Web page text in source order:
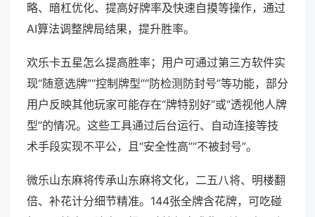
略、暗杠优化、提高好牌率及快速自摸等操作，通过
AI算法调整牌局结果，提升胜率。
欢乐卡五星怎么提高胜率；用户可通过第三方软件实
现“随意选牌”“控制牌型”“防检测防封号”等功能，部分
用户反映其他玩家可能存在“牌特别好”或“透视他人牌
型”的情况。这些工具通过后台运行、自动连接等技
术手段实现不平公，且“安全性高”“不被封号”。
微乐山东麻将传承山东麻将文化，二五八将、明楼翻
倍、补花计分细节精准。144张全牌含花牌，可吃碰